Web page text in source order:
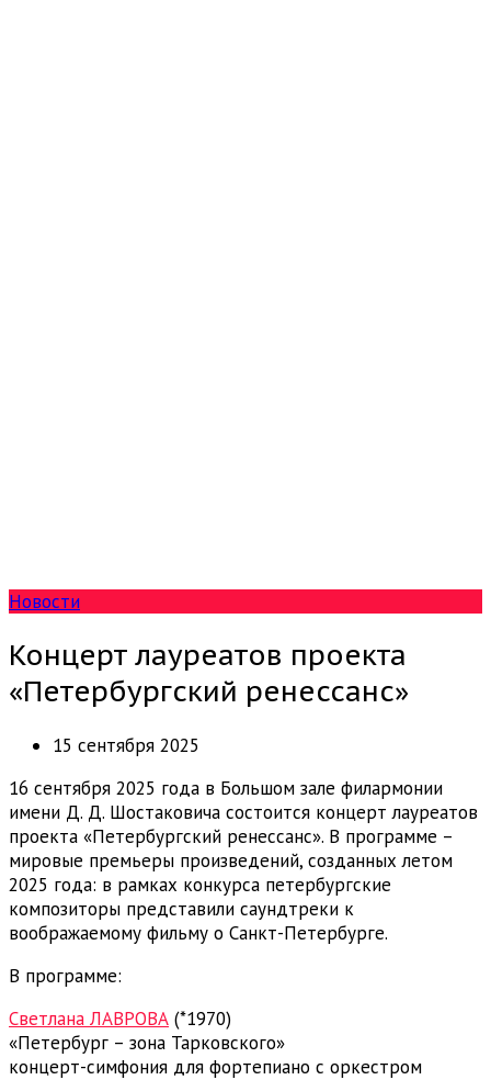
Новости
Концерт лауреатов проекта
«Петербургский ренессанс»
15 сентября 2025
16 сентября 2025 года в Большом зале филармонии
имени Д. Д. Шостаковича состоится концерт лауреатов
проекта «Петербургский ренессанс». В программе –
мировые премьеры произведений, созданных летом
2025 года: в рамках конкурса петербургские
композиторы представили саундтреки к
воображаемому фильму о Санкт-Петербурге.
В программе:
Светлана ЛАВРОВА (*1970)
«Петербург – зона Тарковского»
концерт-симфония для фортепиано с оркестром